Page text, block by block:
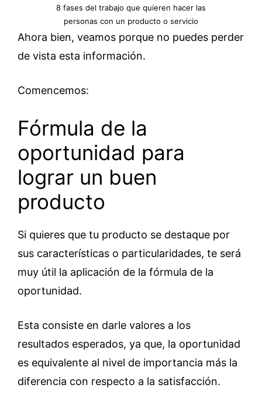
8 fases del trabajo que quieren hacer las
personas con un producto o servicio
Ahora bien, veamos porque no puedes perder
de vista esta información.
Comencemos:
Fórmula de la
oportunidad para
lograr un buen
producto
Si quieres que tu producto se destaque por
sus características o particularidades, te será
muy útil la aplicación de la fórmula de la
oportunidad.
Esta consiste en darle valores a los
resultados esperados, ya que, la oportunidad
es equivalente al nivel de importancia más la
diferencia con respecto a la satisfacción.